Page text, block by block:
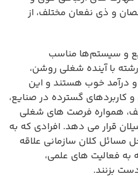
و ذی نفعان مختلف، از
و سیستم‌ها مناسب
با آینده شغلی روشن،
درآمد خوب هستند و این
کاربردهای گسترده در صنایع،
همواره فرصت های شغلی
قرار می دهد. افرادی که به
مسائل کلان سازمانی علاقه
به فعالیت های علمی،
بزنند.